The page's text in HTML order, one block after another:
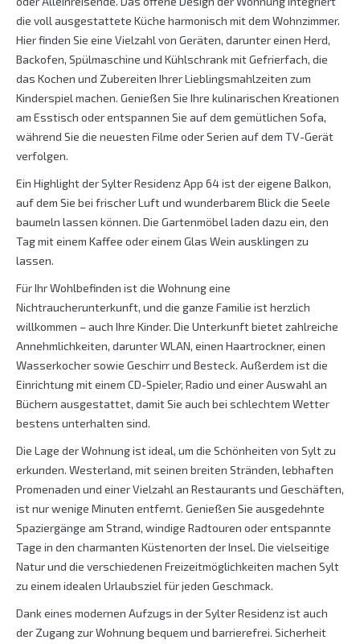
die voll ausgestattete Küche harmonisch mit dem Wohnzimmer.
Hier finden Sie eine Vielzahl von Geräten, darunter einen Herd,
Backofen, Spülmaschine und Kühlschrank mit Gefrierfach, die
das Kochen und Zubereiten Ihrer Lieblingsmahlzeiten zum
Kinderspiel machen. Genießen Sie Ihre kulinarischen Kreationen
am Esstisch oder entspannen Sie auf dem gemütlichen Sofa,
während Sie die neuesten Filme oder Serien auf dem TV-Gerät
verfolgen.
Ein Highlight der Sylter Residenz App 64 ist der eigene Balkon,
auf dem Sie bei frischer Luft und wunderbarem Blick die Seele
baumeln lassen können. Die Gartenmöbel laden dazu ein, den
Tag mit einem Kaffee oder einem Glas Wein ausklingen zu
lassen.
Für Ihr Wohlbefinden ist die Wohnung eine
Nichtraucherunterkunft, und die ganze Familie ist herzlich
willkommen – auch Ihre Kinder. Die Unterkunft bietet zahlreiche
Annehmlichkeiten, darunter WLAN, einen Haartrockner, einen
Wasserkocher sowie Geschirr und Besteck. Außerdem ist die
Einrichtung mit einem CD-Spieler, Radio und einer Auswahl an
Büchern ausgestattet, damit Sie auch bei schlechtem Wetter
bestens unterhalten sind.
Die Lage der Wohnung ist ideal, um die Schönheiten von Sylt zu
erkunden. Westerland, mit seinen breiten Stränden, lebhaften
Promenaden und einer Vielzahl an Restaurants und Geschäften,
ist nur wenige Minuten entfernt. Genießen Sie ausgedehnte
Spaziergänge am Strand, windige Radtouren oder entspannte
Tage in den charmanten Küstenorten der Insel. Die vielseitige
Natur und die verschiedenen Freizeitmöglichkeiten machen Sylt
zu einem idealen Urlaubsziel für jeden Geschmack.
Dank eines modernen Aufzugs in der Sylter Residenz ist auch
der Zugang zur Wohnung bequem und barrierefrei. Sicherheit